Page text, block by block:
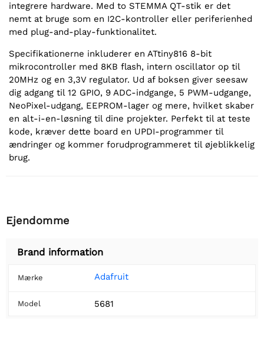
integrere hardware. Med to STEMMA QT-stik er det
nemt at bruge som en I2C-kontroller eller periferienhed
med plug-and-play-funktionalitet.
Specifikationerne inkluderer en ATtiny816 8-bit
mikrocontroller med 8KB flash, intern oscillator op til
20MHz og en 3,3V regulator. Ud af boksen giver seesaw
dig adgang til 12 GPIO, 9 ADC-indgange, 5 PWM-udgange,
NeoPixel-udgang, EEPROM-lager og mere, hvilket skaber
en alt-i-en-løsning til dine projekter. Perfekt til at teste
kode, kræver dette board en UPDI-programmer til
ændringer og kommer forudprogrammeret til øjeblikkelig
brug.
Ejendomme
Brand information
Mærke Adafruit
Model 5681